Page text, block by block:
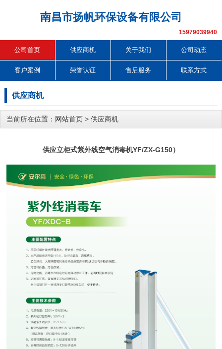
南昌市扬帆环保设备有限公司
15979039940
公司首页 供应商机 关于我们 公司动态
客户案例 荣誉认证 售后服务 联系方式
供应商机
当前所在位置： 网站首页 > 供应商机
供应立柜式紫外线空气消毒机YF/ZX-G150）